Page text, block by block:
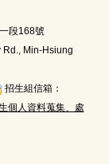
段168號
Min-Hsiung
招生組信箱：
個人資料蒐集、處